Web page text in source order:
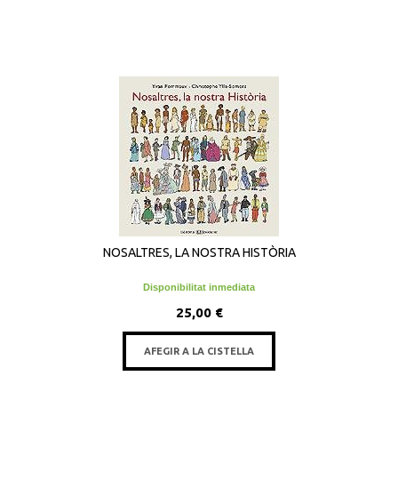
NOSALTRES, LA NOSTRA HISTÒRIA
Disponibilitat inmediata
25,00 €
AFEGIR A LA CISTELLA